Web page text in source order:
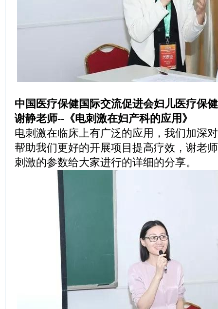
中国医疗保健国际交流促进会妇儿医疗保
谢静老师--《电刺激在妇产科的应用》
电刺激在临床上有广泛的应用，我们加深
帮助我们更好的开展项目提高疗效，谢老
刺激的参数给大家进行的详细的分享。